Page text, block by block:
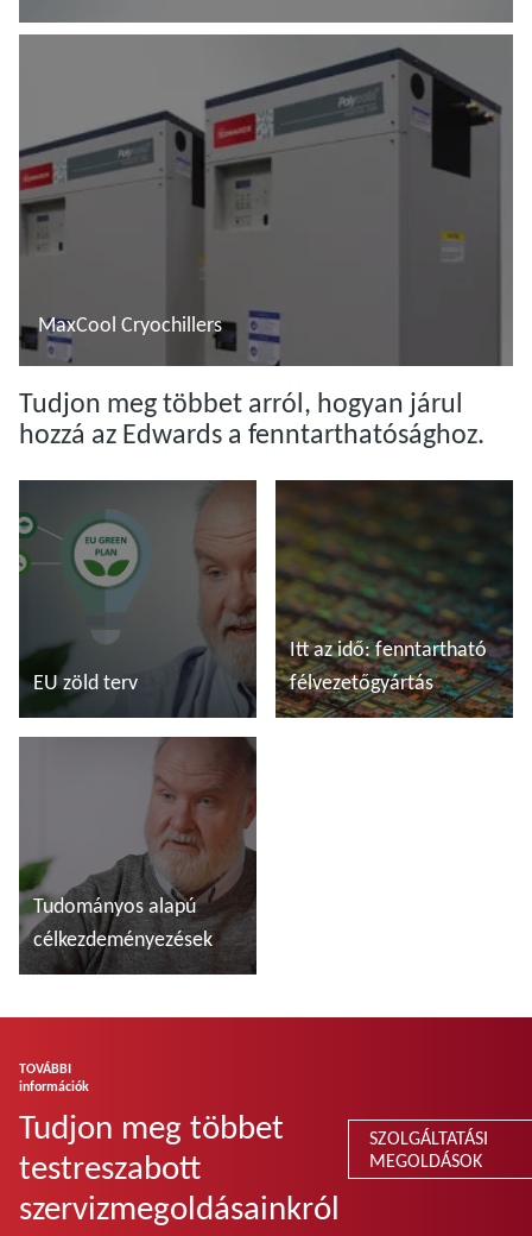
MaxCool Cryochillers
Tudjon meg többet arról, hogyan járul
hozzá az Edwards a fenntarthatósághoz.
EU zöld terv
További tudnivalók
Itt az idő: fenntartható
félvezetőgyártás
Tudományos alapú
célkezdeményezések
TOVÁBBI
információk
Tudjon meg többet
testreszabott
szervizmegoldásainkról
SZOLGÁLTATÁSI
MEGOLDÁSOK